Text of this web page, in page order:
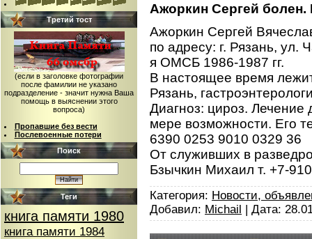
Третий тост
(если в заголовке фотографии
после фамилии не указано
подразделение - значит нужна Ваша
помощь в выяснении этого
вопроса)
Пропавшие без вести
Послевоенные потери
Поиск
Теги
книга памяти 1980
книга памяти 1984
Ажоркин Сергей
Ажоркин Сергей
по адресу: г. Рязань,
я ОМСБ 1986-1987 гг.
В настоящее время
Рязань,
Диагноз: цироз.
мере возможности. Его
6390 0253 9010 0329 36
От служивших в
Бзычкин Михаил т. +7-
Категория: Новости,
Добавил: Michail | Дата: